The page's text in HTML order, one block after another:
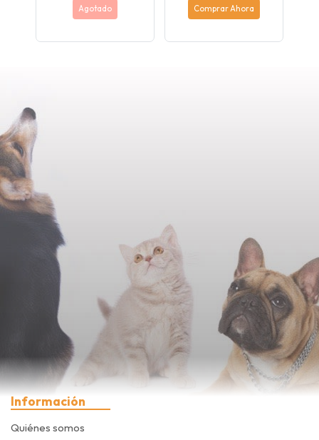
Agotado Comprar Ahora
Información
Quiénes somos